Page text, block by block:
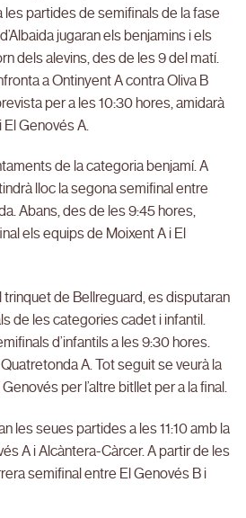
partides de semifinals de la fase
jugaran els benjamins i els
dels alevins, des de les 9 del matí.
a Ontinyent A contra Oliva B
per a les 10:30 hores, amidarà
Genovés A.
de la categoria benjamí. A
lloc la segona semifinal entre
Abans, des de les 9:45 hores,
els equips de Moixent A i El
de Bellreguard, es disputaran
de les categories cadet i infantil.
d’infantils a les 9:30 hores.
A. Tot seguit se veurà la
per l’altre bitllet per a la final.
les seues partides a les 11:10 amb la
A i Alcàntera-Càrcer. A partir de les
semifinal entre El Genovés B i